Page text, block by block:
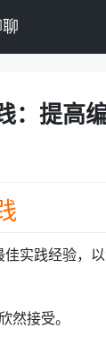
：提高
实践经验，
然接受。